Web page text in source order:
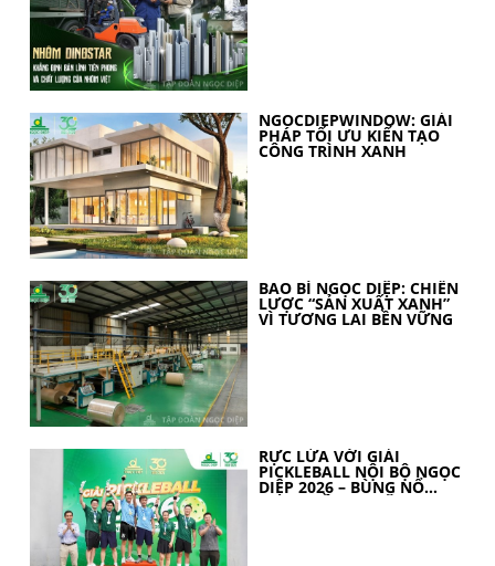
NGOCDIEPWINDOW: GIẢI
PHÁP TỐI ƯU KIẾN TẠO
CÔNG TRÌNH XANH
BAO BÌ NGỌC DIỆP: CHIẾN
LƯỢC “SẢN XUẤT XANH”
VÌ TƯƠNG LAI BỀN VỮNG
RỰC LỬA VỚI GIẢI
PICKLEBALL NỘI BỘ NGỌC
DIỆP 2026 – BÙNG NỔ
TINH THẦN 30 NĂM